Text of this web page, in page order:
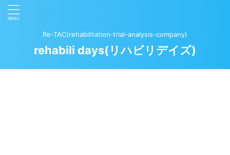
Re-TAC(rehabilitation‐trial-analysis-company)
rehabili days(リハビリデイズ)